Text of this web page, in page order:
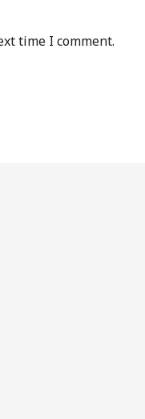
time I comment.